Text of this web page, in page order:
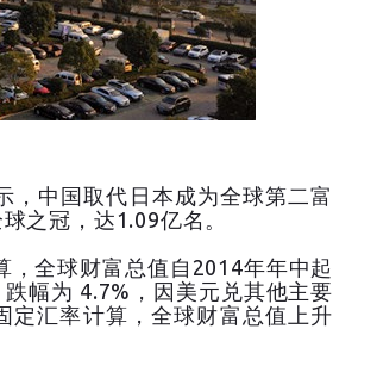
，中国取代日本成为全球第二富
之冠，达1.09亿名。
全球财富总值自2014年年中起
幅为 4.7%，因美元兑其他主要
定汇率计算，全球财富总值上升